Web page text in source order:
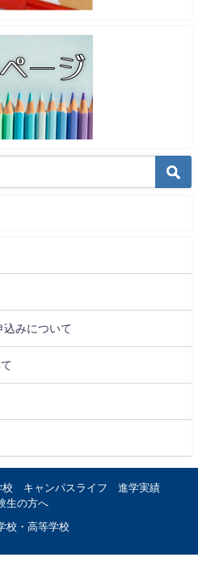
込みについて
校 キャンパスライフ
進学実績
生の方へ
校・高等学校